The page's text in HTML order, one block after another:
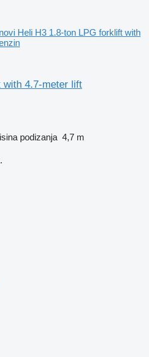
novi Heli H3 1.8-ton LPG forklift with
with 4.7-meter lift
podizanja 4,7 m